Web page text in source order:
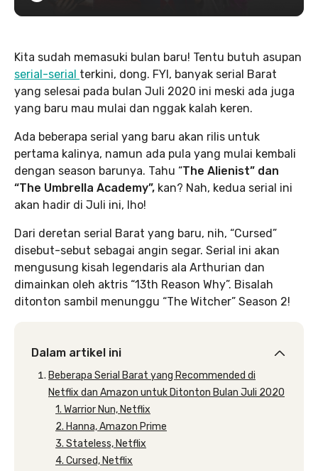
Kita sudah memasuki bulan baru! Tentu butuh asupan
serial-serial terkini, dong. FYI, banyak serial Barat
yang selesai pada bulan Juli 2020 ini meski ada juga
yang baru mau mulai dan nggak kalah keren.
Ada beberapa serial yang baru akan rilis untuk
pertama kalinya, namun ada pula yang mulai kembali
dengan season barunya. Tahu “The Alienist” dan
“The Umbrella Academy”, kan? Nah, kedua serial ini
akan hadir di Juli ini, lho!
Dari deretan serial Barat yang baru, nih, “Cursed”
disebut-sebut sebagai angin segar. Serial ini akan
mengusung kisah legendaris ala Arthurian dan
dimainkan oleh aktris “13th Reason Why”. Bisalah
ditonton sambil menunggu “The Witcher” Season 2!
Dalam artikel ini
Beberapa Serial Barat yang Recommended di
Netflix dan Amazon untuk Ditonton Bulan Juli 2020
1. Warrior Nun, Netflix
2. Hanna, Amazon Prime
3. Stateless, Netflix
4. Cursed, Netflix